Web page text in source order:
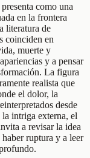
como una
en la frontera
literatura de
coinciden en
muerte y
y a pensar
La figura
realista que
el dolor, la
desde
la intriga externa, el
a revisar la idea
ruptura y a leer